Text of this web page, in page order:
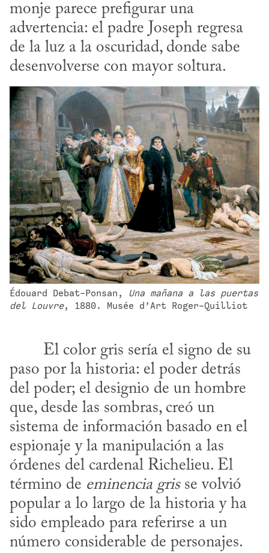
monje parece prefigurar una
advertencia: el padre Joseph regresa
de la luz a la oscuridad, donde sabe
desenvolverse con mayor soltura.
Édouard Debat-Ponsan, Una mañana a las puertas
del Louvre, 1880. Musée d’Art Roger-Quilliot
paso por la historia: el poder detrás
del poder; el designio de un hombre
que, desde las sombras, creó un
sistema de información basado en el
espionaje y la manipulación a las
órdenes del cardenal Richelieu. El
término de eminencia gris se volvió
popular a lo largo de la historia y ha
sido empleado para referirse a un
número considerable de personajes.